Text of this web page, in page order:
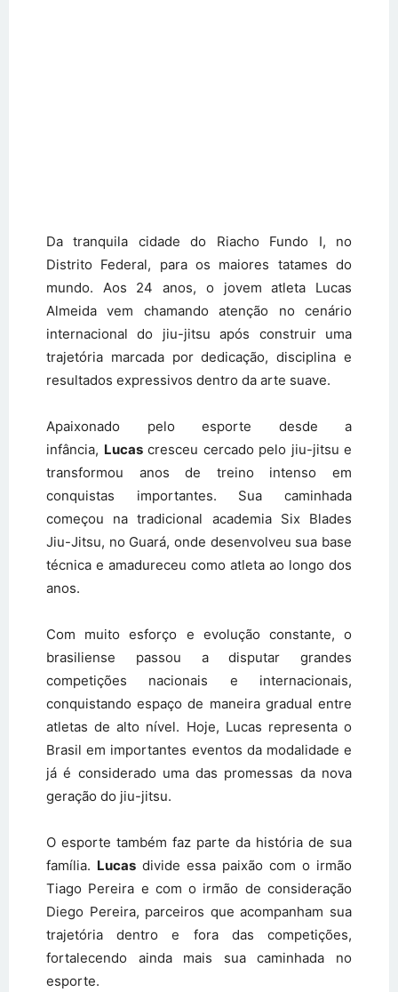
Da tranquila cidade do Riacho Fundo I, no
Distrito Federal, para os maiores tatames do
mundo. Aos 24 anos, o jovem atleta Lucas
Almeida vem chamando atenção no cenário
internacional do jiu-jitsu após construir uma
trajetória marcada por dedicação, disciplina e
resultados expressivos dentro da arte suave.
Apaixonado pelo esporte desde a
infância, Lucascresceu cercado pelo jiu-jitsu e
transformou anos de treino intenso em
conquistas importantes. Sua caminhada
começou na tradicional academia Six Blades
Jiu-Jitsu, no Guará, onde desenvolveu sua base
técnica e amadureceu como atleta ao longo dos
anos.
Com muito esforço e evolução constante, o
brasiliense passou a disputar grandes
competições nacionais e internacionais,
conquistando espaço de maneira gradual entre
atletas de alto nível. Hoje, Lucas representa o
Brasil em importantes eventos da modalidade e
já é considerado uma das promessas da nova
geração do jiu-jitsu.
O esporte também faz parte da história de sua
família. Lucas divide essa paixão com o irmão
Tiago Pereira e com o irmão de consideração
Diego Pereira, parceiros que acompanham sua
trajetória dentro e fora das competições,
fortalecendo ainda mais sua caminhada no
esporte.